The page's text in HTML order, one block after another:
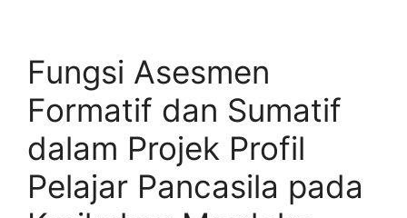
Fungsi Asesmen
Formatif dan Sumatif
dalam Projek Profil
Pelajar Pancasila pada